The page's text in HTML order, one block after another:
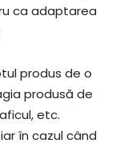
ca adaptarea
produs de o
produsă de
etc.
în cazul când